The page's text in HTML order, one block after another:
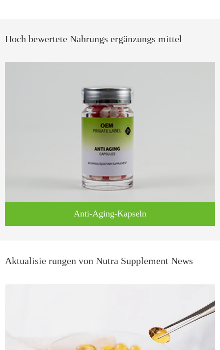
Hoch bewertete Nahrungs ergänzungs mittel
Anti-Aging-Kapseln
Aktualisie rungen von Nutra Supplement News